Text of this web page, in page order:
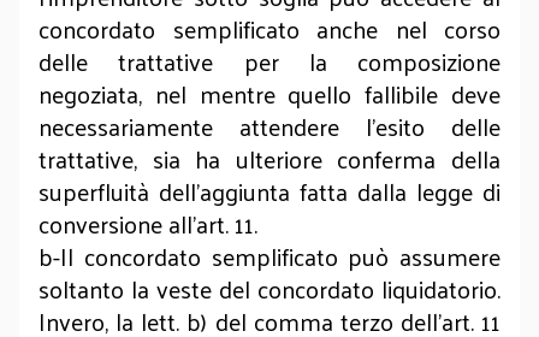
concordato semplificato anche nel corso
delle trattative per la composizione
negoziata, nel mentre quello fallibile deve
necessariamente attendere l’esito delle
trattative, sia ha ulteriore conferma della
superfluità dell’aggiunta fatta dalla legge di
conversione all’art. 11.
b-Il concordato semplificato può assumere
soltanto la veste del concordato liquidatorio.
Invero, la lett. b) del comma terzo dell’art. 11